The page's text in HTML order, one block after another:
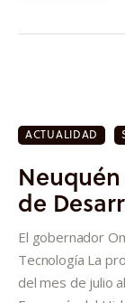
ACTUALIDAD
de
El gobernador
Tecnología La
del mes de julio